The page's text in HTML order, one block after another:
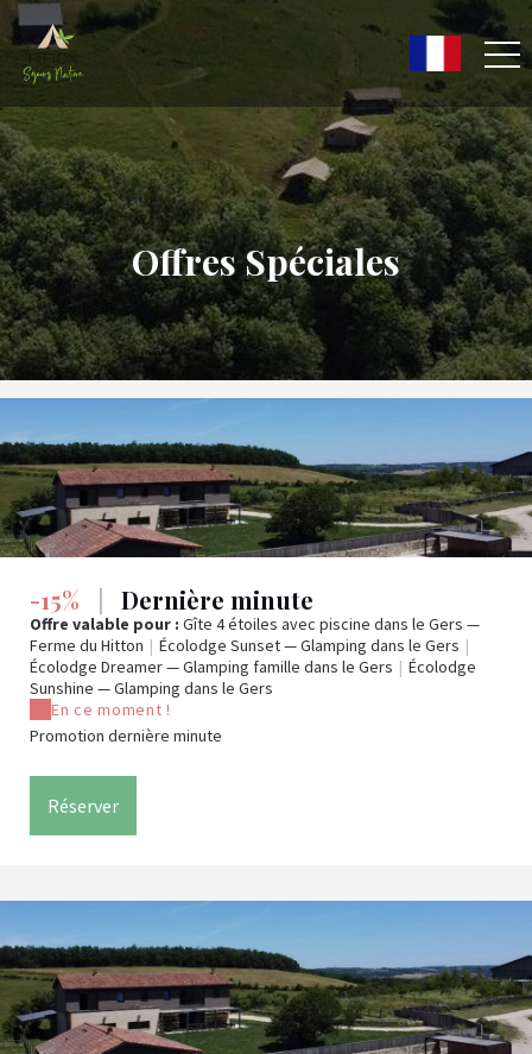
Offres Spéciales
-15% Dernière minute
Offre valable pour : Gîte 4 étoiles avec piscine dans le Gers —
Ferme du Hitton | Écolodge Sunset — Glamping dans le Gers |
Écolodge Dreamer — Glamping famille dans le Gers | Écolodge
Sunshine — Glamping dans le Gers
En ce moment !
Promotion dernière minute
Réserver